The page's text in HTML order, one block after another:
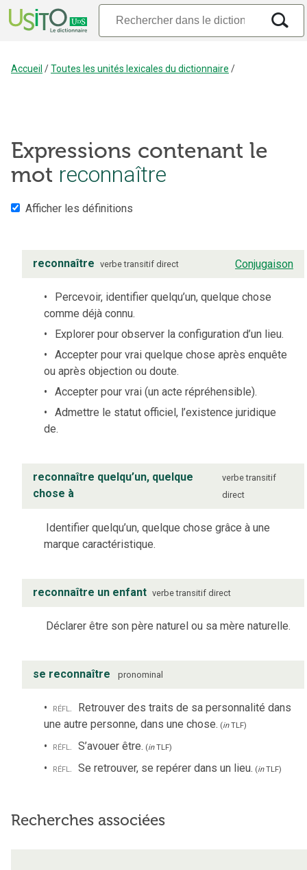
Accueil /Toutes les unités lexicales du dictionnaire /
Expressions contenant le
mot reconnaître
Afficher les définitions
reconnaître verbe transitif direct Conjugaison
Percevoir, identifier quelqu’un, quelque chose
comme déjà connu.
Explorer pour observer la configuration d’un lieu.
Accepter pour vrai quelque chose après enquête
ou après objection ou doute.
Accepter pour vrai (un acte répréhensible).
Admettre le statut officiel, l’existence juridique
de.
reconnaître quelqu’un, quelque
chose à
verbe transitif
direct
Identifier quelqu’un, quelque chose grâce à une
marque caractéristique.
reconnaître un enfant verbe transitif direct
Déclarer être son père naturel ou sa mère naturelle.
se reconnaître pronominal
réfl. Retrouver des traits de sa personnalité dans
une autre personne, dans une chose. (inTLF)
réfl. S’avouer être. (inTLF)
réfl. Se retrouver, se repérer dans un lieu. (inTLF)
Recherches associées